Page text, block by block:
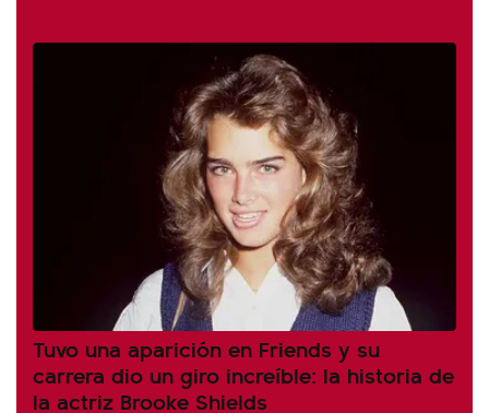
Tuvo una aparición en Friends y su
carrera dio un giro increíble: la historia de
la actriz Brooke Shields